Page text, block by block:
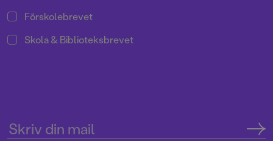
Förskolebrevet
Skola & Biblioteksbrevet